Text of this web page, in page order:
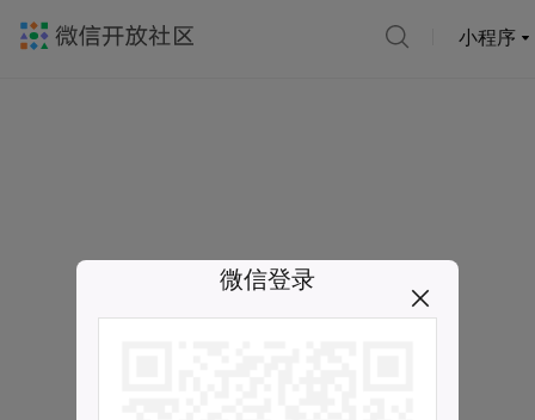
小程序
微信登录